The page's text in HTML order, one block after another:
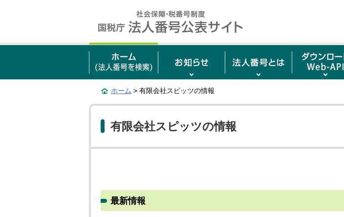
ホーム > 有限会社スピッツの情報
有限会社スピッツの情報
最新情報